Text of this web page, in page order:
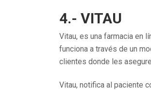
4.- VITAU
Vitau, es una farmacia en
funciona a través de un
clientes donde les
Vitau, notifica al paciente